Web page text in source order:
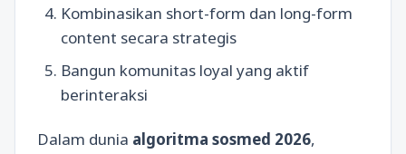
Kombinasikan short-form dan long-form
content secara strategis
Bangun komunitas loyal yang aktif
berinteraksi
Dalam dunia algoritma sosmed 2026,